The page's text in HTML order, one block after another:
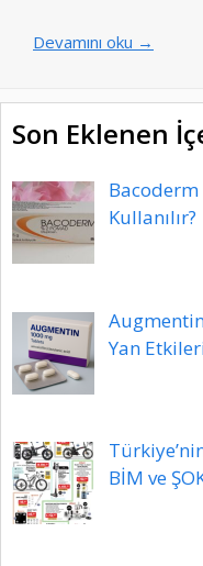
Devamını oku →
Son Eklenen
Bacoderm
Kullanılır?
Yan
BİM ve